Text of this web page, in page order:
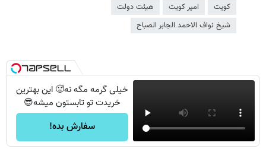
کویت امیر کویت
هیئت دولت
شیخ نواف الاحمد الجابر الصباح
خیلی گرمه مگه نه🥵 این بهترین
خریدت تو تابستون میشه😎
سفارش بده!